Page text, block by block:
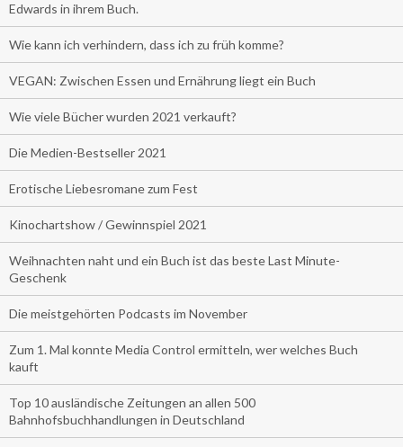
Edwards in ihrem Buch.
Wie kann ich verhindern, dass ich zu früh komme?
VEGAN: Zwischen Essen und Ernährung liegt ein Buch
Wie viele Bücher wurden 2021 verkauft?
Die Medien-Bestseller 2021
Erotische Liebesromane zum Fest
Kinochartshow / Gewinnspiel 2021
Weihnachten naht und ein Buch ist das beste Last Minute-
Geschenk
Die meistgehörten Podcasts im November
Zum 1. Mal konnte Media Control ermitteln, wer welches Buch
kauft
Top 10 ausländische Zeitungen an allen 500
Bahnhofsbuchhandlungen in Deutschland